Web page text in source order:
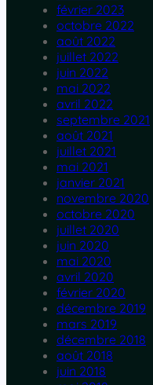
février 2023
octobre 2022
août 2022
juillet 2022
juin 2022
mai 2022
avril 2022
septembre 2021
août 2021
juillet 2021
mai 2021
janvier 2021
novembre 2020
octobre 2020
juillet 2020
juin 2020
mai 2020
avril 2020
février 2020
décembre 2019
mars 2019
décembre 2018
août 2018
juin 2018